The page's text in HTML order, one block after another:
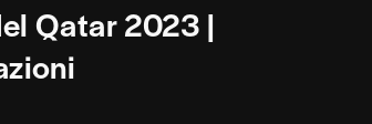
Qatar 2023 |